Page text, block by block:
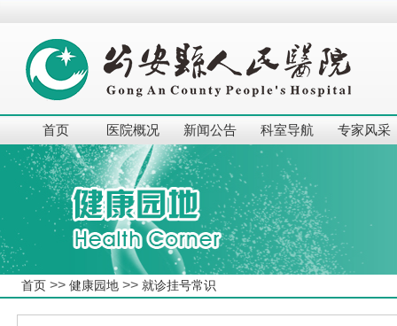
首页 医院概况 新闻公告 科室导航 专家风采
首页 >> 健康园地 >> 就诊挂号常识